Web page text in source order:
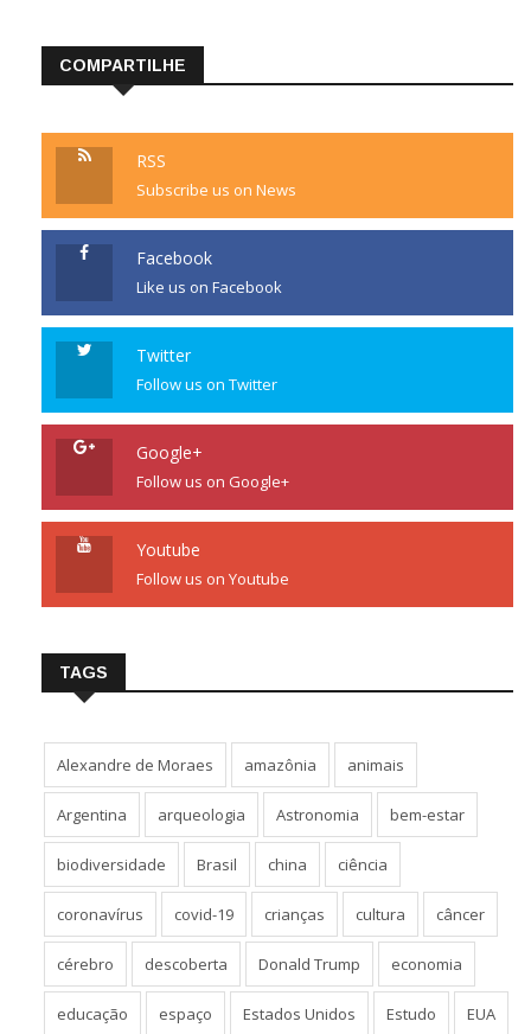
COMPARTILHE
RSS
Subscribe us on News
Facebook
Like us on Facebook
Twitter
Follow us on Twitter
Google+
Follow us on Google+
Youtube
Follow us on Youtube
TAGS
Alexandre de Moraes amazônia animais
Argentina arqueologia Astronomia bem-estar
biodiversidade Brasil china ciência
coronavírus covid-19 crianças cultura câncer
cérebro descoberta Donald Trump economia
educação espaço Estados Unidos Estudo EUA